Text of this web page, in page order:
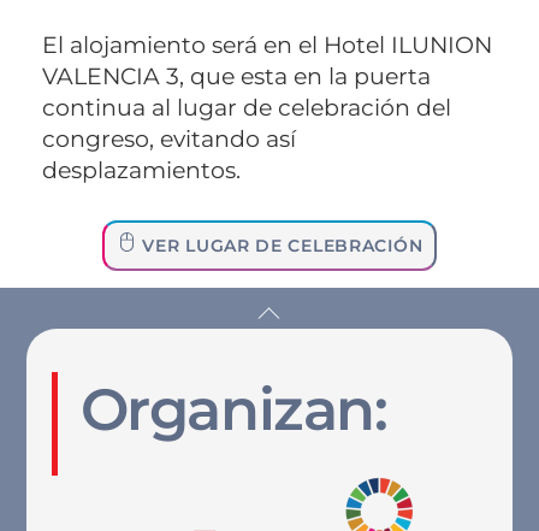
El alojamiento será en el Hotel ILUNION
VALENCIA 3, que esta en la puerta
continua al lugar de celebración del
congreso, evitando así
desplazamientos.
VER LUGAR DE CELEBRACIÓN
Back
Organizan: